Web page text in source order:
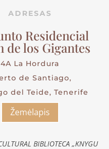
ADRESAS
Residencial
de los Gigantes
4A La Hordura
de Santiago,
del Teide, Tenerife
Žemėlapis
BIBLIOTECA „KNYGU